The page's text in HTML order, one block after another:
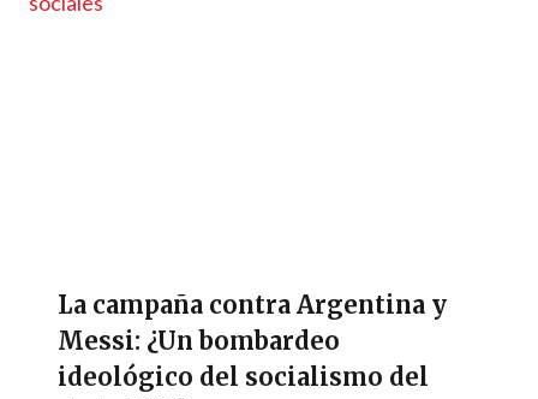
La campaña contra Argentina y
Messi: ¿Un bombardeo
ideológico del socialismo del